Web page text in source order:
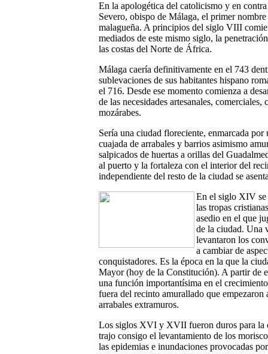
En la apologética del catolicismo y en
Severo, obispo de Málaga, el primer
malagueña. A principios del siglo VIII
mediados de este mismo siglo, la
las costas del Norte de África.
Málaga caería definitivamente en el 743
sublevaciones de sus habitantes hispano
el 716. Desde ese momento comienza a
de las necesidades artesanales,
mozárabes.
Sería una ciudad floreciente, enmarcada
cuajada de arrabales y barrios asimismo
salpicados de huertas a orillas del
al puerto y la fortaleza con el interior del
independiente del resto de la ciudad se
En el siglo XIV se
las tropas
asedio en el que
de la ciudad. Una
levantaron los
a cambiar de
conquistadores. Es la época en la que la
Mayor (hoy de la Constitución). A partir de
una función importantísima en el
fuera del recinto amurallado que
arrabales extramuros.
Los siglos XVI y XVII fueron duros para la
trajo consigo el levantamiento de los
las epidemias e inundaciones provocadas